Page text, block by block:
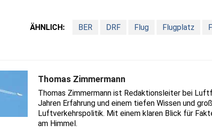
ÄHNLICH: BER DRF Flug Flugplatz
Thomas Zimmermann
Thomas Zimmermann ist Redaktionsleiter bei
Jahren Erfahrung und einem tiefen Wissen und
Luftverkehrspolitik. Mit einem klaren Blick für
am Himmel.